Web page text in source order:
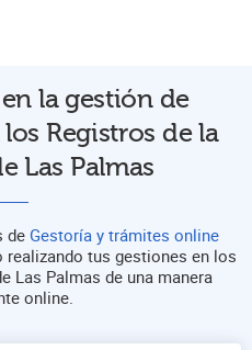
la gestión de
Registros de la
Las Palmas
de Gestoría y trámites online
tus gestiones en los
Las Palmas de una manera
online.